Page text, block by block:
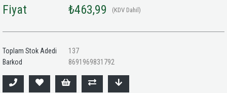
Fiyat ₺463,99 (KDV Dahil)
Toplam Stok Adedi
137
Barkod
8691969831792